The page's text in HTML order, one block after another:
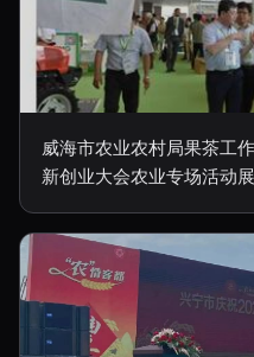
威海市农业农村局果茶工
新创业大会农业专场活动